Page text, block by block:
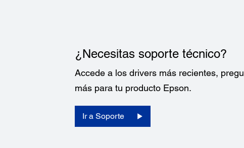
¿Necesitas soporte técnico?
Accede a los drivers más recientes,
más para tu producto Epson.
Ir a Soporte